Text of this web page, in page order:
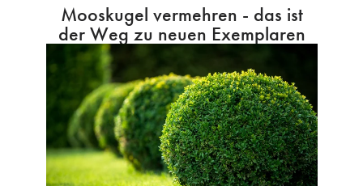
Mooskugel vermehren - das ist
der Weg zu neuen Exemplaren